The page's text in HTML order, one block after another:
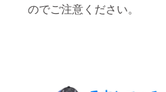
のでご注意ください。